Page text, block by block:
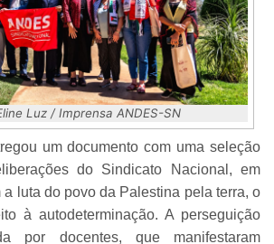
Luz / Imprensa ANDES-SN
um documento com uma seleção
do Sindicato Nacional, em
luta do povo da Palestina pela terra, o
à autodeterminação. A perseguição
por docentes, que manifestaram